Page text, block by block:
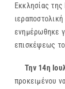
Εκκλησίας
ενημέρωθηκε
επισκέψεως
Την 14η
προκειμένου